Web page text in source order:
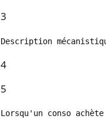
3
Description
4
5
Lorsqu'un conso